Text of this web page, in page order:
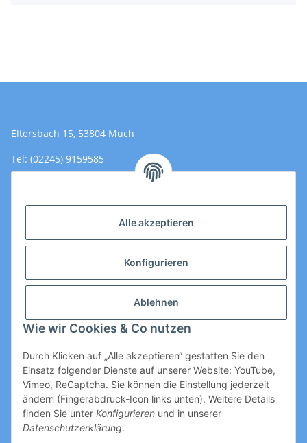
Alle akzeptieren
Konfigurieren
Ablehnen
Wie wir Cookies & Co nutzen
Durch Klicken auf „Alle akzeptieren“ gestatten Sie den
Einsatz folgender Dienste auf unserer Website: YouTube,
Vimeo, ReCaptcha. Sie können die Einstellung jederzeit
ändern (Fingerabdruck-Icon links unten). Weitere Details
finden Sie unter Konfigurieren und in unserer
Datenschutzerklärung.
Eltersbach 15, 53804 Much
Tel: (02245) 9159585
Email: Kontakt@toromedical.de
Öffnungszeiten (Mo-Fr.) 8:00 - 17:00
Vertrag widerrufen
* Alle Preise zzgl. gesetzlicher USt., zzgl.